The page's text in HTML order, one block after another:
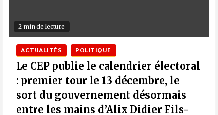
2 min de lecture
ACTUALITÉS POLITIQUE
Le CEP publie le calendrier électoral
: premier tour le 13 décembre, le
sort du gouvernement désormais
entre les mains d’Alix Didier Fils-